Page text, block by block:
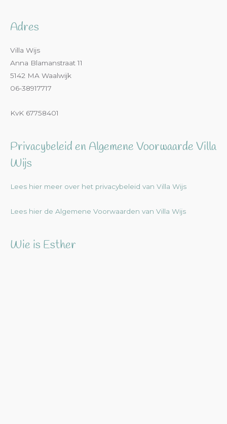
Adres
Villa Wijs
Anna Blamanstraat 11
5142 MA Waalwijk
06-38917717
KvK 67758401
Privacybeleid en Algemene Voorwaarde Villa
Wijs
Lees hier meer over het privacybeleid van Villa Wijs
Lees hier de Algemene Voorwaarden van Villa Wijs
Wie is Esther